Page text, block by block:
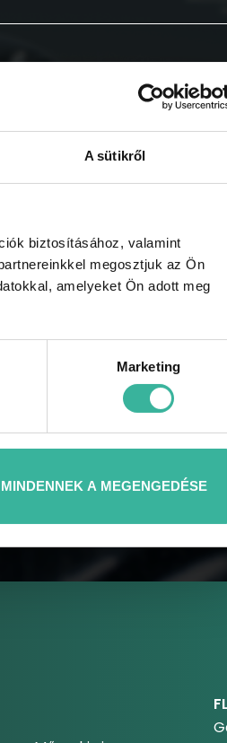
A sütikről
biztosításához, valamint
megosztjuk az Ön
amelyeket Ön adott meg
Marketing
MINDENNEK A MEGENGEDÉSE
regisztráljon és legyen